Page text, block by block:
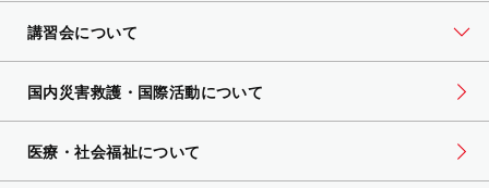
講習会について
国内災害救護・国際活動について
医療・社会福祉について